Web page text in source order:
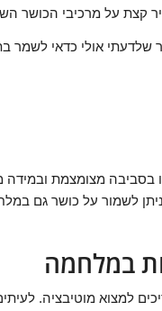
קצת על מרכיבי הכושר
שלדעתי אולי כדאי לשמר
בסביבה מצומצמת
לשמור על כושר גם
במלחמה
למצוא מוטיבציה.